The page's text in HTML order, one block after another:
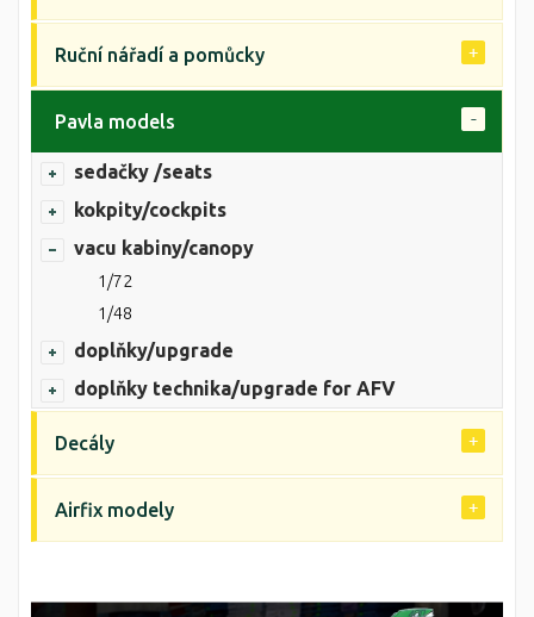
Ruční nářadí a pomůcky
Pavla models
sedačky /seats
kokpity/cockpits
vacu kabiny/canopy
1/72
1/48
doplňky/upgrade
doplňky technika/upgrade for AFV
Decály
Airfix modely